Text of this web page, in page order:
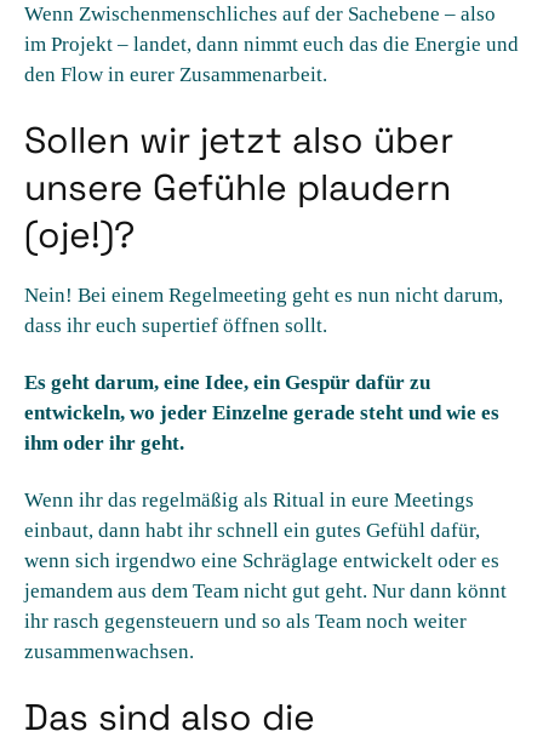
Wenn Zwischenmenschliches auf der Sachebene – also
im Projekt – landet, dann nimmt euch das die Energie und
den Flow in eurer Zusammenarbeit.
Sollen wir jetzt also über
unsere Gefühle plaudern
(oje!)?
Nein! Bei einem Regelmeeting geht es nun nicht darum,
dass ihr euch supertief öffnen sollt.
Es geht darum, eine Idee, ein Gespür dafür zu
entwickeln, wo jeder Einzelne gerade steht und wie es
ihm oder ihr geht.
Wenn ihr das regelmäßig als Ritual in eure Meetings
einbaut, dann habt ihr schnell ein gutes Gefühl dafür,
wenn sich irgendwo eine Schräglage entwickelt oder es
jemandem aus dem Team nicht gut geht. Nur dann könnt
ihr rasch gegensteuern und so als Team noch weiter
zusammenwachsen.
Das sind also die